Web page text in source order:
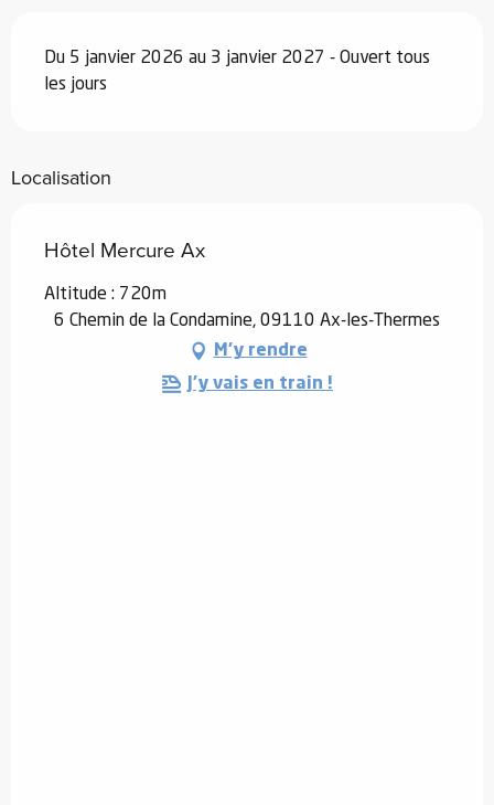
Du 5 janvier 2026 au 3 janvier 2027 - Ouvert tous
les jours
Localisation
Hôtel Mercure Ax
Altitude : 720m
6 Chemin de la Condamine, 09110 Ax-les-Thermes
M'y rendre
J'y vais en train !